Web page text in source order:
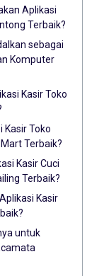
Aplikasi
Terbaik?
sebagai
Komputer
Kasir Toko
Kasir Toko
Terbaik?
Kasir Cuci
Terbaik?
Kasir
untuk